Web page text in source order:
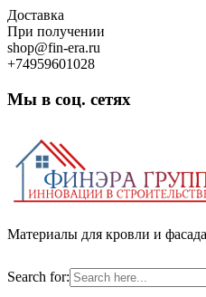
Skip
to
content
Доставка
При получении
shop@fin-era.ru
+74959601028
Мы в соц. сетях
Материалы для кровли и
Search for: